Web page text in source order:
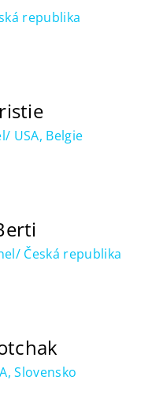
republika
USA, Belgie
Česká republika
Slovensko